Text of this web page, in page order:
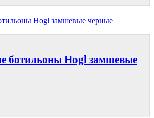
ботильоны Hogl замшевые